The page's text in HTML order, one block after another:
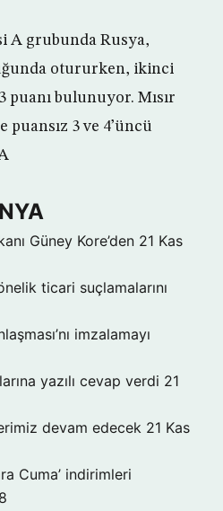
A grubunda Rusya,
otururken, ikinci
puanı bulunuyor. Mısır
puansız 3 ve 4’üncü
Güney Kore’den 21 Kas
ticari suçlamalarını
imzalamayı
yazılı cevap verdi 21
devam edecek 21 Kas
Cuma’ indirimleri